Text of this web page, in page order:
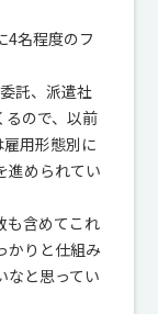
4名程度のフ
託、派遣社
るので、以前
用形態別に
進められてい
も含めてこれ
かりと仕組み
なと思ってい